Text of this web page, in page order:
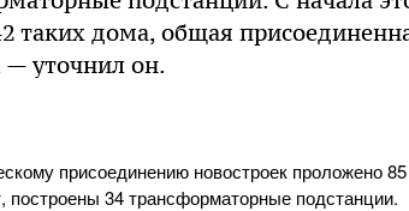
таких дома, общая
— уточнил он.
присоединению новостроек проложено
построены 34 трансформаторные подстанции.